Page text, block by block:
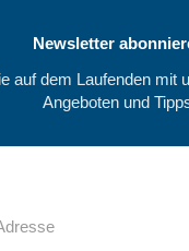
Newsletter
auf dem Laufenden mit
Angeboten und